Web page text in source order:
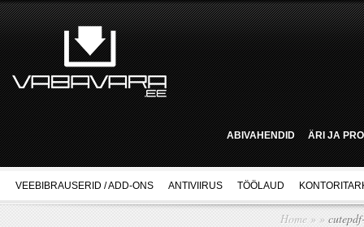
ABIVAHENDID ÄRI JA
VEEBIBRAUSERID / ADD-ONS ANTIVIIRUS TÖÖLAUD
Home » »